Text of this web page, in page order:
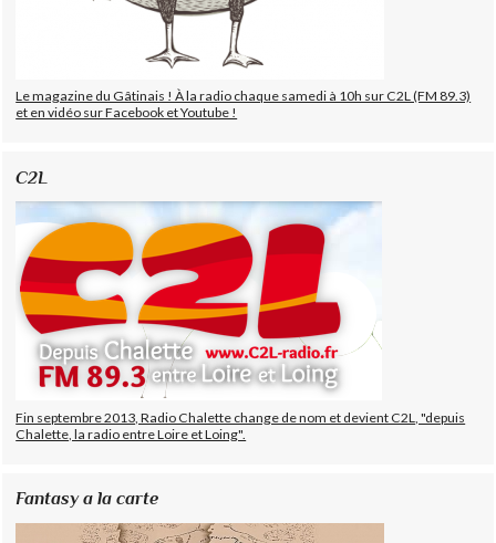
Le magazine du Gâtinais ! À la radio chaque samedi à 10h sur C2L (FM 89.3)
et en vidéo sur Facebook et Youtube !
C2L
Fin septembre 2013, Radio Chalette change de nom et devient C2L, "depuis
Chalette, la radio entre Loire et Loing".
Fantasy a la carte